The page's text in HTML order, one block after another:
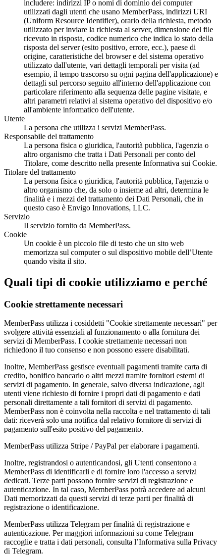
includere: indirizzi IP o nomi di dominio dei computer
utilizzati dagli utenti che usano MemberPass, indirizzi URI
(Uniform Resource Identifier), orario della richiesta, metodo
utilizzato per inviare la richiesta al server, dimensione del file
ricevuto in risposta, codice numerico che indica lo stato della
risposta del server (esito positivo, errore, ecc.), paese di
origine, caratteristiche del browser e del sistema operativo
utilizzato dall'utente, vari dettagli temporali per visita (ad
esempio, il tempo trascorso su ogni pagina dell'applicazione) e
dettagli sul percorso seguito all'interno dell'applicazione con
particolare riferimento alla sequenza delle pagine visitate, e
altri parametri relativi al sistema operativo del dispositivo e/o
all'ambiente informatico dell'utente.
Utente
La persona che utilizza i servizi MemberPass.
Responsabile del trattamento
La persona fisica o giuridica, l'autorità pubblica, l'agenzia o
altro organismo che tratta i Dati Personali per conto del
Titolare, come descritto nella presente Informativa sui Cookie.
Titolare del trattamento
La persona fisica o giuridica, l'autorità pubblica, l'agenzia o
altro organismo che, da solo o insieme ad altri, determina le
finalità e i mezzi del trattamento dei Dati Personali, che in
questo caso è Envigo Innovations, LLC.
Servizio
Il servizio fornito da MemberPass.
Cookie
Un cookie è un piccolo file di testo che un sito web
memorizza sul computer o sul dispositivo mobile dell’Utente
quando visita il sito.
Quali tipi di cookie utilizziamo e perché
Cookie strettamente necessari
MemberPass utilizza i cosiddetti "Cookie strettamente necessari" per
svolgere attività essenziali al funzionamento o alla fornitura dei
servizi di MemberPass. I cookie strettamente necessari non
richiedono il tuo consenso e non possono essere disabilitati.
Inoltre, MemberPass gestisce eventuali pagamenti tramite carta di
credito, bonifico bancario o altri mezzi tramite fornitori esterni di
servizi di pagamento. In generale, salvo diversa indicazione, agli
utenti viene richiesto di fornire i propri dati di pagamento e dati
personali direttamente a tali fornitori di servizi di pagamento.
MemberPass non è coinvolta nella raccolta e nel trattamento di tali
dati: riceverà solo una notifica dal relativo fornitore di servizi di
pagamento sull'esito positivo del pagamento.
MemberPass utilizza Stripe / PayPal per elaborare i pagamenti.
Inoltre, registrandosi o autenticandosi, gli Utenti consentono a
MemberPass di identificarli e di fornire loro l'accesso a servizi
dedicati. Terze parti possono fornire servizi di registrazione e
autenticazione. In tal caso, MemberPass potrà accedere ad alcuni
Dati memorizzati da questi servizi di terze parti per finalità di
registrazione o identificazione.
MemberPass utilizza Telegram per finalità di registrazione e
autenticazione. Per maggiori informazioni su come Telegram
raccoglie e tratta i dati personali, consulta l’Informativa sulla Privacy
di Telegram.